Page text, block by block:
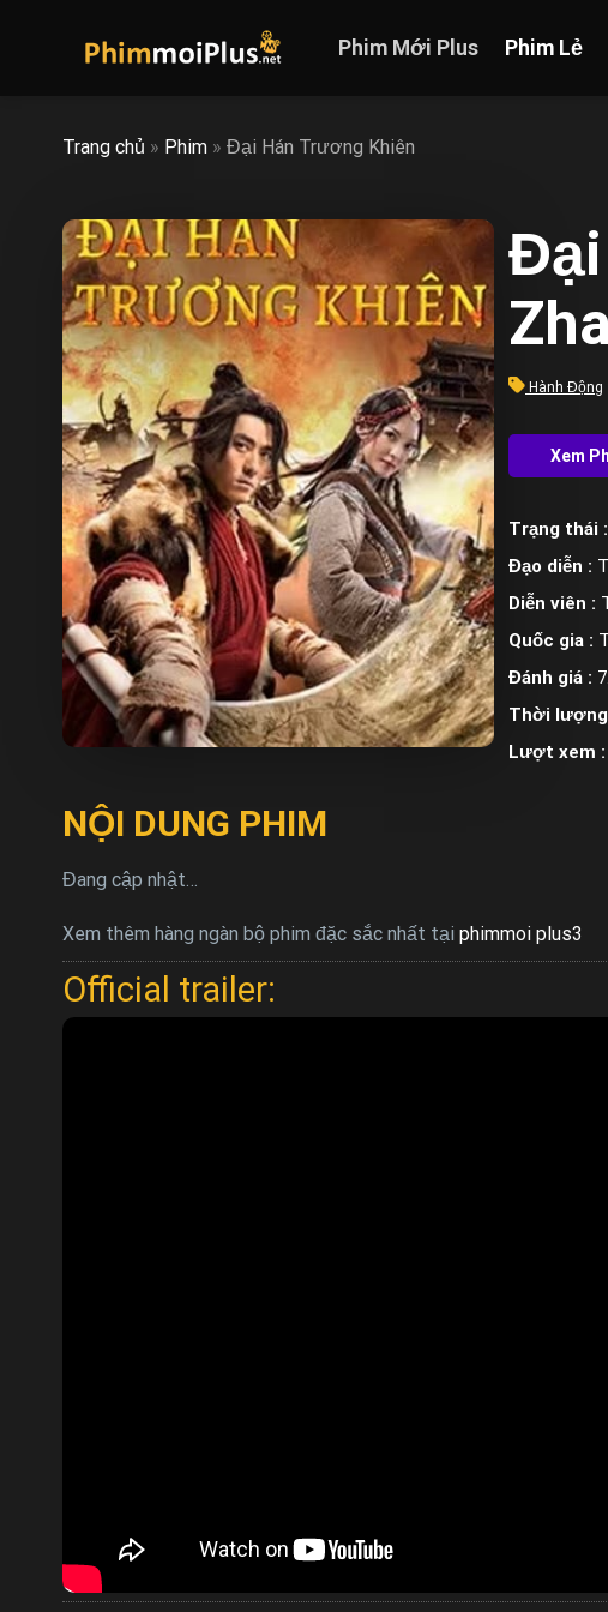
Phim Mới Plus Phim Lẻ
Trang chủ » Phim » Đại Hán Trương Khiên
Đại
Hành Động
Trạng thái :
Đạo diễn :
Diễn viên :
Quốc gia :
Đánh giá :
Thời
Lượt xem :
NỘI DUNG PHIM
Đang cập nhật…
Xem thêm hàng ngàn bộ phim đặc sắc nhất tại phimmoi plus3
Official trailer: